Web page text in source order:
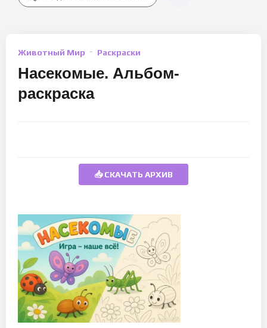
Животный Мир Раскраски
Насекомые. Альбом-
раскраска
📥 СКАЧАТЬ АРХИВ